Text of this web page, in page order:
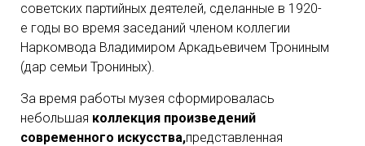
советских партийных деятелей, сделанные в 1920-
е годы во время заседаний членом коллегии
Наркомвода Владимиром Аркадьевичем Трониным
(дар семьи Трониных).
За время работы музея сформировалась
небольшая коллекция произведений
современного искусства,представленная